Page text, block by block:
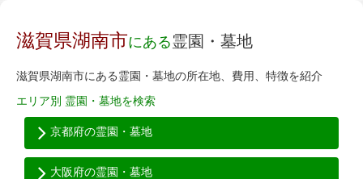
滋賀県湖南市にある霊園・墓地
滋賀県湖南市にある霊園・墓地の所在地、費用、特徴を紹介
エリア別 霊園・墓地を検索
京都府の霊園・墓地
大阪府の霊園・墓地